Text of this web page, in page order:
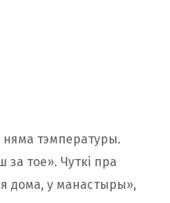
няма тэмпературы.
тое». Чуткі пра
дома, у манастыры»,